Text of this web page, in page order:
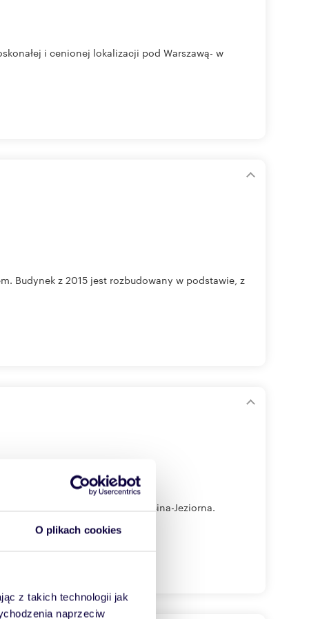
O plikach cookies
z takich technologii jak
naprzeciw
i cenionej lokalizacji pod Warszawą- w
Budynek z 2015 jest rozbudowany w podstawie, z
zielonej części Konstancina-Jeziorna.